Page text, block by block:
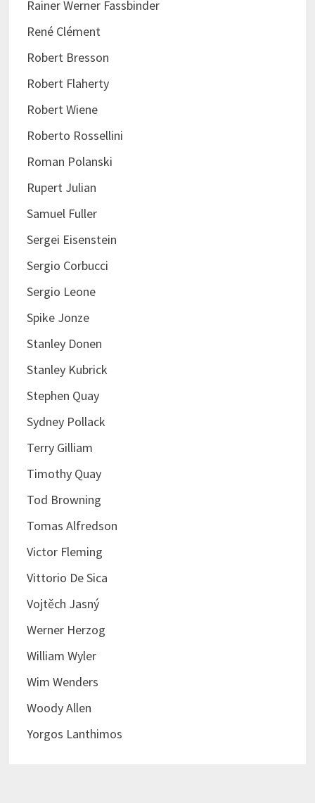
Rainer Werner Fassbinder
René Clément
Robert Bresson
Robert Flaherty
Robert Wiene
Roberto Rossellini
Roman Polanski
Rupert Julian
Samuel Fuller
Sergei Eisenstein
Sergio Corbucci
Sergio Leone
Spike Jonze
Stanley Donen
Stanley Kubrick
Stephen Quay
Sydney Pollack
Terry Gilliam
Timothy Quay
Tod Browning
Tomas Alfredson
Victor Fleming
Vittorio De Sica
Vojtěch Jasný
Werner Herzog
William Wyler
Wim Wenders
Woody Allen
Yorgos Lanthimos